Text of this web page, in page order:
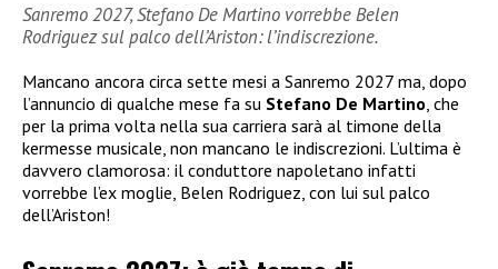
Sanremo 2027, Stefano De Martino vorrebbe Belen
Rodriguez sul palco dell’Ariston: l’indiscrezione.
Mancano ancora circa sette mesi a Sanremo 2027 ma, dopo
l’annuncio di qualche mese fa su Stefano De Martino , che
per la prima volta nella sua carriera sarà al timone della
kermesse musicale, non mancano le indiscrezioni. L’ultima è
davvero clamorosa: il conduttore napoletano infatti
vorrebbe l’ex moglie, Belen Rodriguez, con lui sul palco
dell’Ariston!